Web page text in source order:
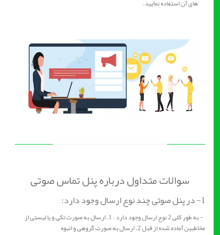
های آن استفاده نمایید.
سوالات متداول درباره پنل تماس صوتی
- به طور کلی 2 نوع ارسال وجود دارد . 1. ارسال به صورت تکی و یا لیستی از
مخاطبین آماده شده از قبل 2. ارسال به صورت گروهی و انبوه